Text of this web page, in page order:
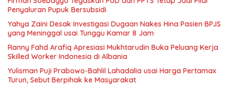
Penyaluran Pupuk Bersubsidi
Yahya Zaini Desak Investigasi Dugaan Nakes Hina Pasien BPJS
yang Meninggal usai Tunggu Kamar 8 Jam
Ranny Fahd Arafiq Apresiasi Mukhtarudin Buka Peluang Kerja
Skilled Worker Indonesia di Albania
Yulisman Puji Prabowo-Bahlil Lahadalia usai Harga Pertamax
Turun, Sebut Berpihak ke Masyarakat